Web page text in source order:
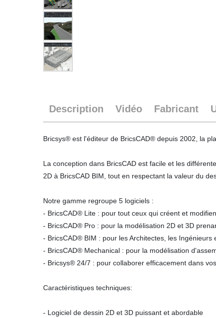
Description Vidéo Fabricant
Bricsys® est l'éditeur de BricsCAD® depuis 2002, la
La conception dans BricsCAD est facile et les
2D à BricsCAD BIM, tout en respectant la valeur du
Notre gamme regroupe 5 logiciels :
- BricsCAD® Lite : pour tout ceux qui créent et
- BricsCAD® Pro : pour la modélisation 2D et 3D
- BricsCAD® BIM : pour les Architectes, les Ingénieurs
- BricsCAD® Mechanical : pour la modélisation
- Bricsys® 24/7 : pour collaborer efficacement dans
Caractéristiques techniques:
- Logiciel de dessin 2D et 3D puissant et abordable